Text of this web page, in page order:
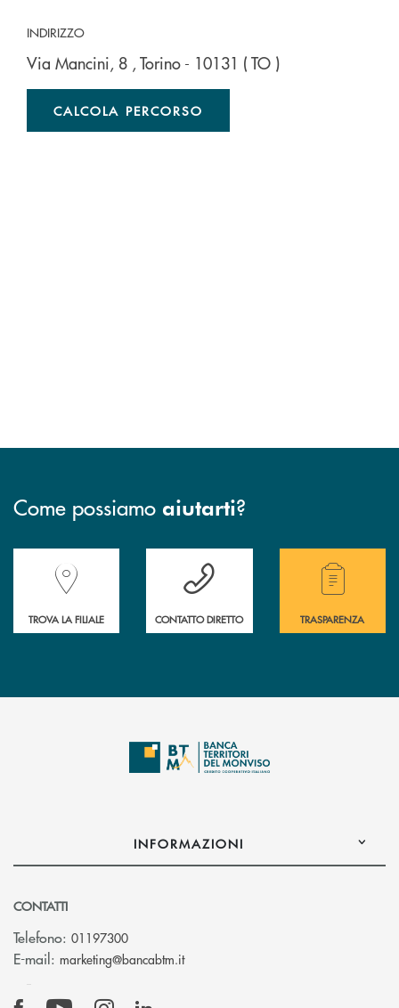
INDIRIZZO
Via Mancini, 8 , Torino - 10131 ( TO )
CALCOLA PERCORSO
Come possiamo aiutarti?
Accedi all' elenco completo delle filiali della Banca.
TROVA LA FILIALE
Hai bisogno di assistenza immediata?
CONTATTO DIRETTO
Hai bisogno di
TRASPARENZA
INFORMAZIONI
CONTATTI
Telefono: 01197300
E-mail: marketing@bancabtm.it(si apre l’app di posta elettronica)